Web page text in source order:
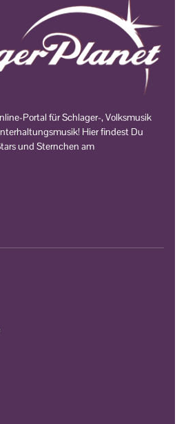
Portal für Schlager-, Volksmusik
Hier findest Du
und Sternchen am